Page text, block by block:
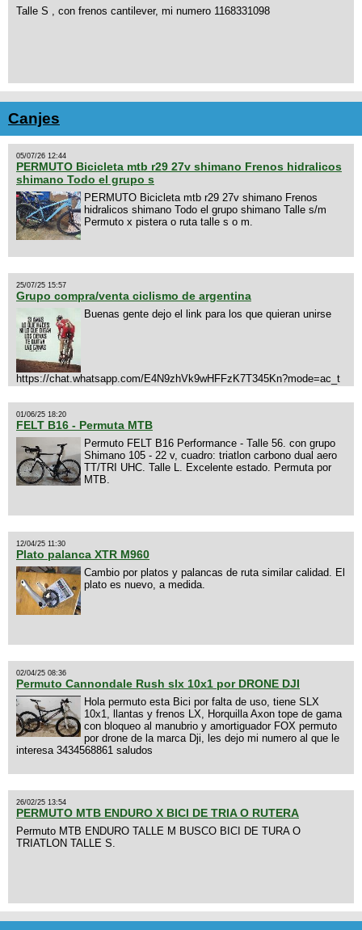
Talle S , con frenos cantilever, mi numero 1168331098
Canjes
05/07/26 12:44
PERMUTO Bicicleta mtb r29 27v shimano Frenos hidralicos
shimano Todo el grupo s
PERMUTO Bicicleta mtb r29 27v shimano Frenos
hidralicos shimano Todo el grupo shimano Talle s/m
Permuto x pistera o ruta talle s o m.
25/07/25 15:57
Grupo compra/venta ciclismo de argentina
Buenas gente dejo el link para los que quieran unirse
https://chat.whatsapp.com/E4N9zhVk9wHFFzK7T345Kn?mode=ac_t
01/06/25 18:20
FELT B16 - Permuta MTB
Permuto FELT B16 Performance - Talle 56. con grupo
Shimano 105 - 22 v, cuadro: triatlon carbono dual aero
TT/TRI UHC. Talle L. Excelente estado. Permuta por
MTB.
12/04/25 11:30
Plato palanca XTR M960
Cambio por platos y palancas de ruta similar calidad. El
plato es nuevo, a medida.
02/04/25 08:36
Permuto Cannondale Rush slx 10x1 por DRONE DJI
Hola permuto esta Bici por falta de uso, tiene SLX
10x1, llantas y frenos LX, Horquilla Axon tope de gama
con bloqueo al manubrio y amortiguador FOX permuto
por drone de la marca Dji, les dejo mi numero al que le
interesa 3434568861 saludos
26/02/25 13:54
PERMUTO MTB ENDURO X BICI DE TRIA O RUTERA
Permuto MTB ENDURO TALLE M BUSCO BICI DE TURA O
TRIATLON TALLE S.